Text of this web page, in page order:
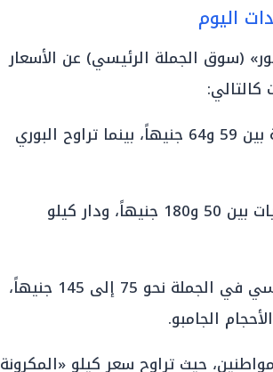
اليوم
(سوق الجملة الرئيسي) عن الأسعار
«البلطي والبورى»: تراوح البلطي في الجملة بين 59 و64 جنيهاً، بينما تراوح البوري
«الكابوريا والدنيس»: سجلت الكابوريا مستويات بين 50 و180 جنيهاً، ودار كيلو
«المكرونة والثعابين»: بلغت المكرونة السويسي في الجملة نحو 75 إلى 145 جنيهاً،
حيث تراوح سعر كيلو «المكرونة